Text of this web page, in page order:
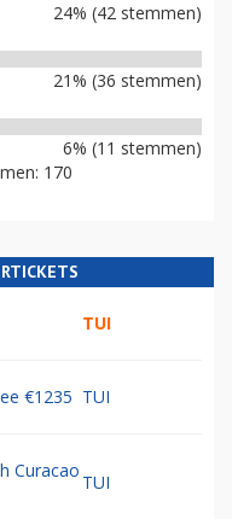
24% (42 stemmen)
21% (36 stemmen)
6% (11 stemmen)
170
TUI
€1235 TUI
Curacao
TUI